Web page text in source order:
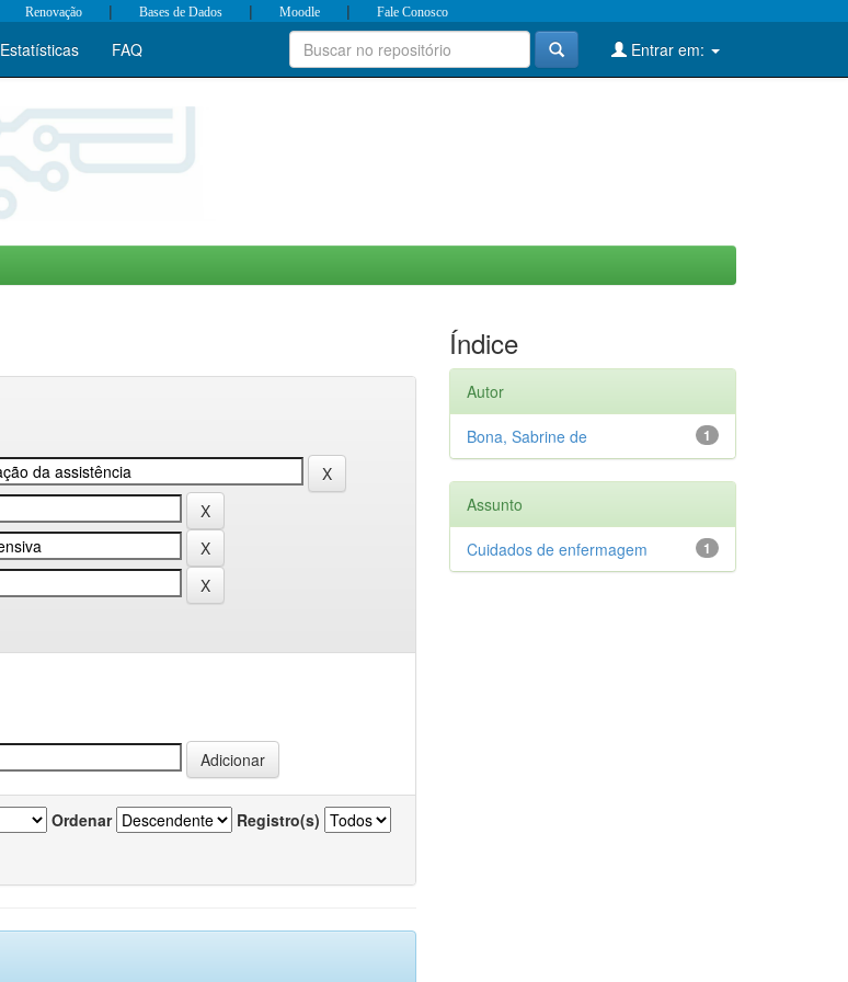
Renovação | Bases de Dados | Moodle | Fale Conosco
Estatísticas FAQ Entrar em:
Ordenar Registro(s)
Índice
Autor
1
Bona, Sabrine de
Assunto
1
Cuidados de enfermagem